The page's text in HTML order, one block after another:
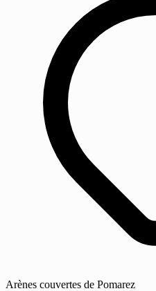
Arènes couvertes de Pomarez